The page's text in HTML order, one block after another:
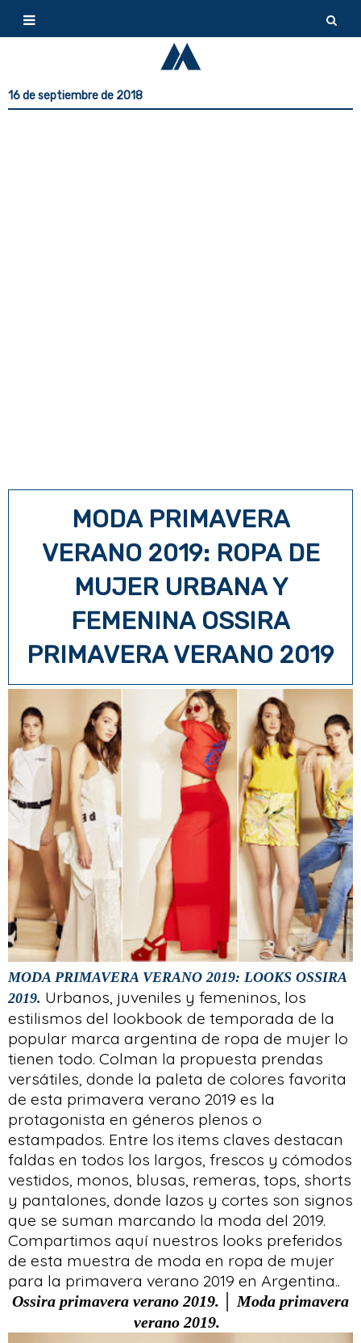
16 de septiembre de 2018
MODA PRIMAVERA
VERANO 2019: ROPA DE
MUJER URBANA Y
FEMENINA OSSIRA
PRIMAVERA VERANO 2019
MODA PRIMAVERA VERANO 2019: LOOKS OSSIRA
2019. Urbanos, juveniles y femeninos, los
estilismos del lookbook de temporada de la
popular marca argentina de ropa de mujer lo
tienen todo. Colman la propuesta prendas
versátiles, donde la paleta de colores favorita
de esta primavera verano 2019 es la
protagonista en géneros plenos o
estampados. Entre los items claves destacan
faldas en todos los largos, frescos y cómodos
vestidos, monos, blusas, remeras, tops, shorts
y pantalones, donde lazos y cortes son signos
que se suman marcando la moda del 2019.
Compartimos aquí nuestros looks preferidos
de esta muestra de moda en ropa de mujer
para la primavera verano 2019 en Argentina..
Ossira primavera verano 2019. │ Moda primavera
verano 2019.